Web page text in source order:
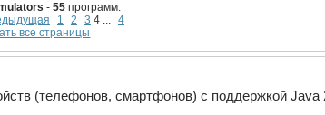
- 55программ.
1 2 3 4 ... 4
все страницы
(телефонов, смартфонов) с поддержкой